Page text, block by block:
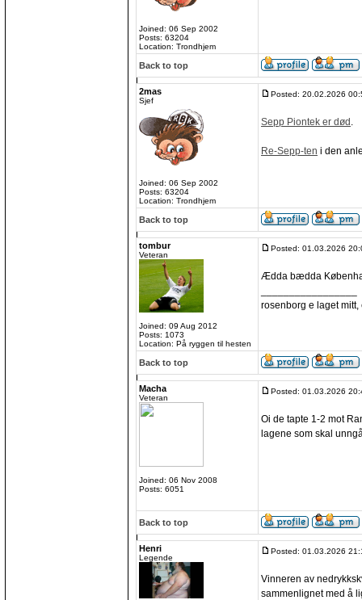
Joined: 06 Sep 2002
Posts: 63204
Location: Trondhjem
Back to top
2mas
Sjef
Joined: 06 Sep 2002
Posts: 63204
Location: Trondhjem
Posted: 20.02.2026
Sepp Piontek er død .
Re-Sepp-ten i den
Back to top
tombur
Veteran
Joined: 09 Aug 2012
Posts: 1073
Location: På ryggen til hesten
Posted: 01.03.2026
Ædda bædda
rosenborg e laget mitt,
Back to top
Macha
Veteran
Joined: 06 Nov 2008
Posts: 6051
Posted: 01.03.2026
Oi de tapte 1-2 mot
lagene som skal
Back to top
Henri
Legende
Posted: 01.03.2026
Vinneren av
sammenlignet med å